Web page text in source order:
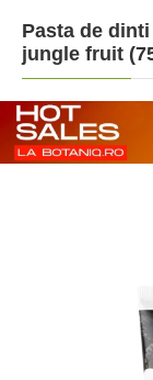
Pasta de
jungle fruit